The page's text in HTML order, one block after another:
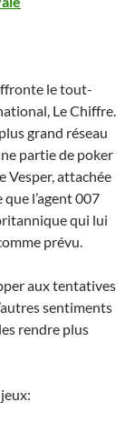
le tout-
Le Chiffre.
grand réseau
partie de poker
Vesper, attachée
que l’agent 007
qui lui
prévu.
aux tentatives
sentiments
rendre plus